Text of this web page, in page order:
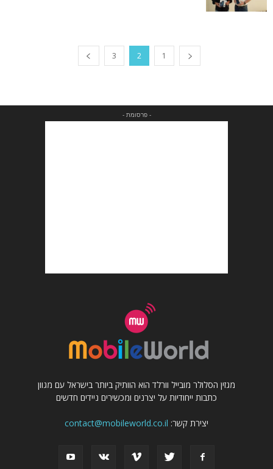
1
2
3
- פרסומת -
מגזין הסלולר מובייל וורלד הוא הוותיק ביותר בישראל עם מגוון
כתבות ייחודיות על יצרנים ומכשירים ניידים חדשים
יצירת קשר: contact@mobileworld.co.il